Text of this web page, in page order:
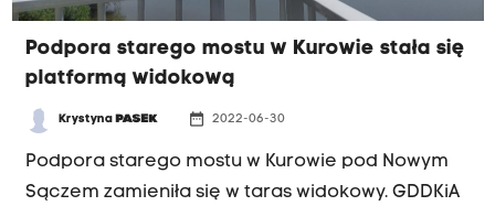
Podpora starego mostu w Kurowie stała się
platformą widokową
Krystyna PASEK date_range 2022-06-30
Podpora starego mostu w Kurowie pod Nowym
Sączem zamieniła się w taras widokowy. GDDKiA